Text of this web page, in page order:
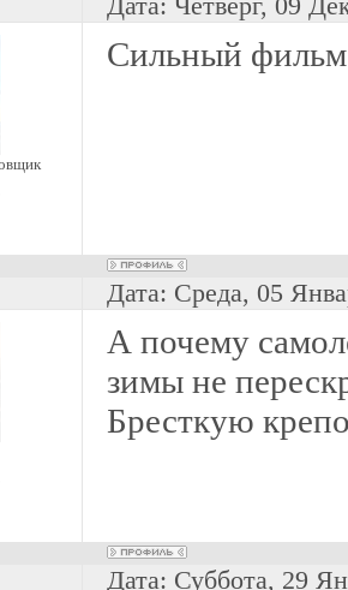
Сильный
Дата: Среда, 05
А почему
зимы не
Бресткую
Дата: Суббота, 29